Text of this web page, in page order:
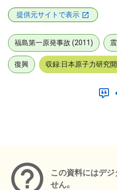
提供元サイトで表示
福島第一原発事故 (2011)
復興 収録:日本原子力研究
この資料にはデ
せん。